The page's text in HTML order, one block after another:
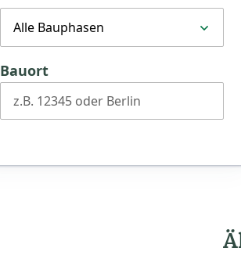
Alle Bauphasen
Bauort
z.B. 12345 oder Berlin